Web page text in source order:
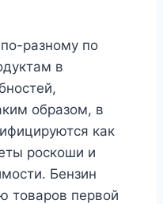
разному по
в
образом, в
как
роскоши и
Бензин
товаров первой